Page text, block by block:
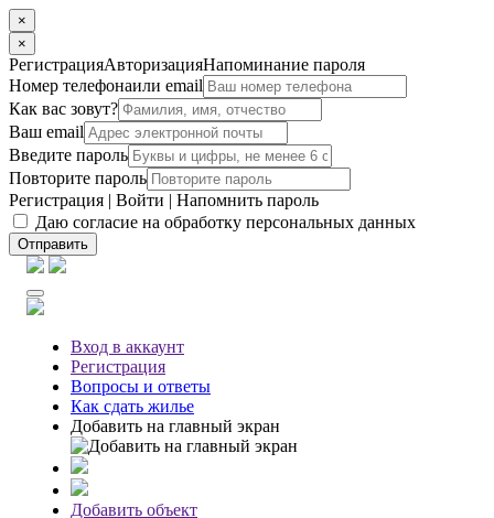
×
×
РегистрацияАвторизацияНапоминание пароля
Номер телефонаили email
Как вас зовут?
Ваш email
Введите пароль
Повторите пароль
Регистрация | Войти | Напомнить пароль
Даю согласие на обработку персональных данных
Отправить
Вход в аккаунт
Регистрация
Вопросы и ответы
Как сдать жилье
Добавить на главный экран
Добавить объект